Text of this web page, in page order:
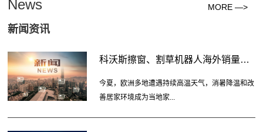
News
新闻资讯
MORE —>
科沃斯擦窗、割草机器人海外销量连...
今夏，欧洲多地遭遇持续高温天气，消暑降温和改
善居家环境成为当地家...